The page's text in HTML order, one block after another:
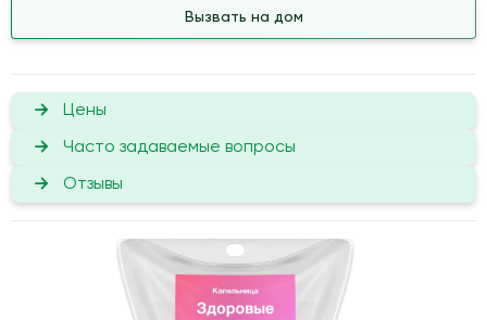
Вызвать на дом
Цены
Часто задаваемые вопросы
Отзывы